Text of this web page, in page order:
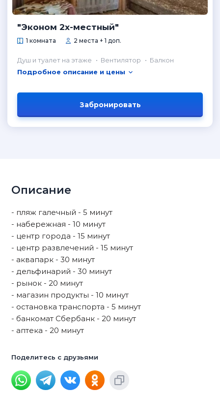
"Эконом 2х-местный"
1 комната 2 места + 1 доп.
Душ и туалет на этаже Вентилятор
Балкон
Подробное описание и цены
Забронировать
Описание
- пляж галечный - 5 минут
- набережная - 10 минут
- центр города - 15 минут
- центр развлечений - 15 минут
- аквапарк - 30 минут
- дельфинарий - 30 минут
- рынок - 20 минут
- магазин продукты - 10 минут
- остановка транспорта - 5 минут
- банкомат Сбербанк - 20 минут
- аптека - 20 минут
Поделитесь с друзьями